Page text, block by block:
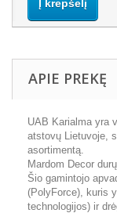
Į krepšelį
APIE PREKĘ
UAB Karialma yra
atstovų Lietuvoje,
asortimentą.
Mardom Decor
Šio gamintojo
(PolyForce), kuris
technologijos) ir